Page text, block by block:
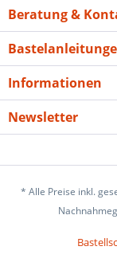
Beratung &
Informationen
Newsletter
* Alle Preise inkl.